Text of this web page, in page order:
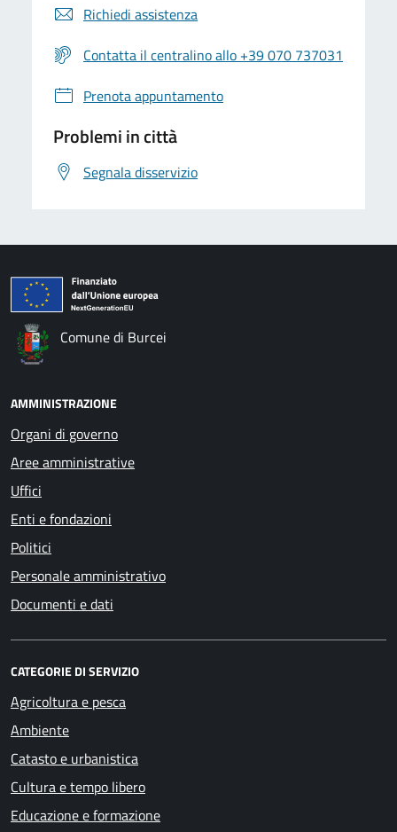
Richiedi assistenza
Contatta il centralino allo +39 070 737031
Prenota appuntamento
Problemi in città
Segnala disservizio
Comune di Burcei
AMMINISTRAZIONE
Organi di governo
Aree amministrative
Uffici
Enti e fondazioni
Politici
Personale amministrativo
Documenti e dati
CATEGORIE DI SERVIZIO
Agricoltura e pesca
Ambiente
Catasto e urbanistica
Cultura e tempo libero
Educazione e formazione